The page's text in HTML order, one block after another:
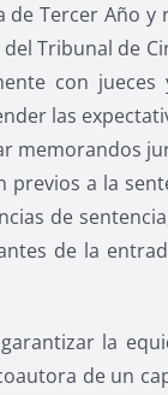
Tercer Año y
Tribunal de
con
las
memorandos
previos a la
de
de la
la
de un